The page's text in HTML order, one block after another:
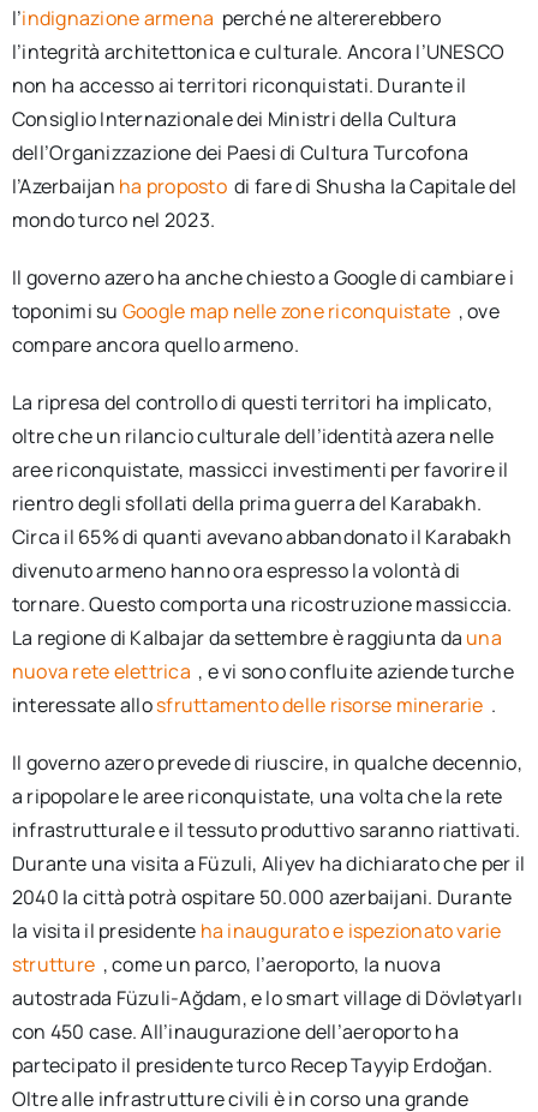
l’indignazione armena perché ne altererebbero
l’integrità architettonica e culturale. Ancora l’UNESCO
non ha accesso ai territori riconquistati. Durante il
Consiglio Internazionale dei Ministri della Cultura
dell’Organizzazione dei Paesi di Cultura Turcofona
l’Azerbaijan ha proposto di fare di Shusha la Capitale del
mondo turco nel 2023.
Il governo azero ha anche chiesto a Google di cambiare i
toponimi su Google map nelle zone riconquistate , ove
compare ancora quello armeno.
La ripresa del controllo di questi territori ha implicato,
oltre che un rilancio culturale dell’identità azera nelle
aree riconquistate, massicci investimenti per favorire il
rientro degli sfollati della prima guerra del Karabakh.
Circa il 65% di quanti avevano abbandonato il Karabakh
divenuto armeno hanno ora espresso la volontà di
tornare. Questo comporta una ricostruzione massiccia.
La regione di Kalbajar da settembre è raggiunta da una
nuova rete elettrica , e vi sono confluite aziende turche
interessate allosfruttamento delle risorse minerarie .
Il governo azero prevede di riuscire, in qualche decennio,
a ripopolare le aree riconquistate, una volta che la rete
infrastrutturale e il tessuto produttivo saranno riattivati.
Durante una visita a Füzuli, Aliyev ha dichiarato che per il
2040 la città potrà ospitare 50.000 azerbaijani. Durante
la visita il presidente ha inaugurato e ispezionato varie
strutture , come un parco, l’aeroporto, la nuova
autostrada Füzuli-Ağdam, e lo smart village di Dövlətyarlı
con 450 case. All’inaugurazione dell’aeroporto ha
partecipato il presidente turco Recep Tayyip Erdoğan.
Oltre alle infrastrutture civili è in corso una grande